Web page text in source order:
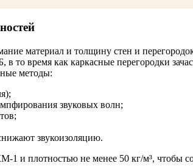
материал и толщину стен и
время как каркасные перегородки
методы:
звуковых волн;
звукоизоляцию.
и плотностью не менее 50 кг/м³, чтобы